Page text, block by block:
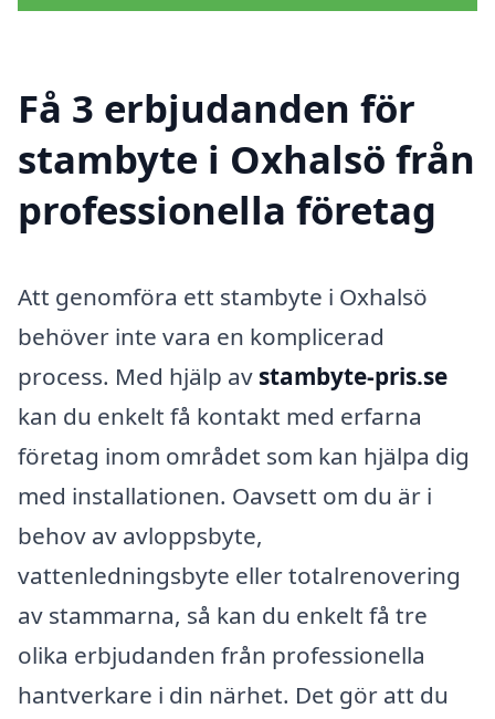
Få 3 erbjudanden för
stambyte i Oxhalsö från
professionella företag
Att genomföra ett stambyte i Oxhalsö
behöver inte vara en komplicerad
process. Med hjälp av stambyte-pris.se
kan du enkelt få kontakt med erfarna
företag inom området som kan hjälpa dig
med installationen. Oavsett om du är i
behov av avloppsbyte,
vattenledningsbyte eller totalrenovering
av stammarna, så kan du enkelt få tre
olika erbjudanden från professionella
hantverkare i din närhet. Det gör att du